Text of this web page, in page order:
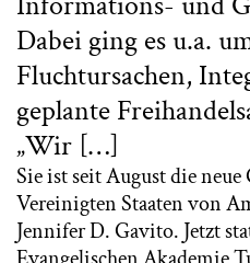
Dabei ging es u.a.
Fluchtursachen,
geplante
„Wir […]
Sie ist seit August die
Vereinigten Staaten von
Jennifer D. Gavito. Jetzt